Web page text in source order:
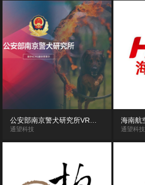
公安部南京警犬研究所VR全景漫游展示
通望科技 通望科技